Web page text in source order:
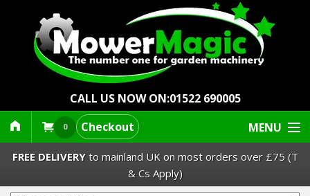
CALL US NOW ON:01522 690005
0 Checkout MENU
FREE DELIVERYto mainland UK on most orders over £75 (T
& Cs Apply)